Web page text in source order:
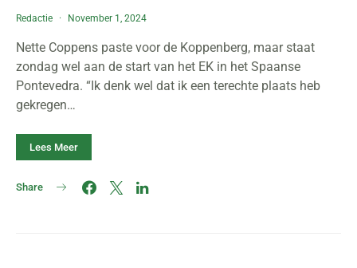
Redactie November 1, 2024
Nette Coppens paste voor de Koppenberg, maar staat
zondag wel aan de start van het EK in het Spaanse
Pontevedra. “Ik denk wel dat ik een terechte plaats heb
gekregen…
Lees Meer
Share